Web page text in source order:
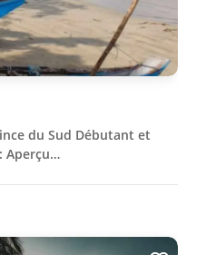
du Sud Débutant et
Aperçu…